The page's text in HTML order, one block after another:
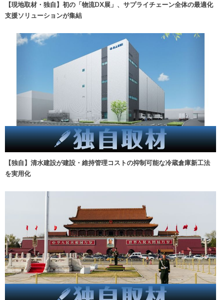
【現地取材・独自】初の「物流DX展」、サプライチェーン全体の最適化
支援ソリューションが集結
【独自】清水建設が建設・維持管理コストの抑制可能な冷蔵倉庫新工法
を実用化